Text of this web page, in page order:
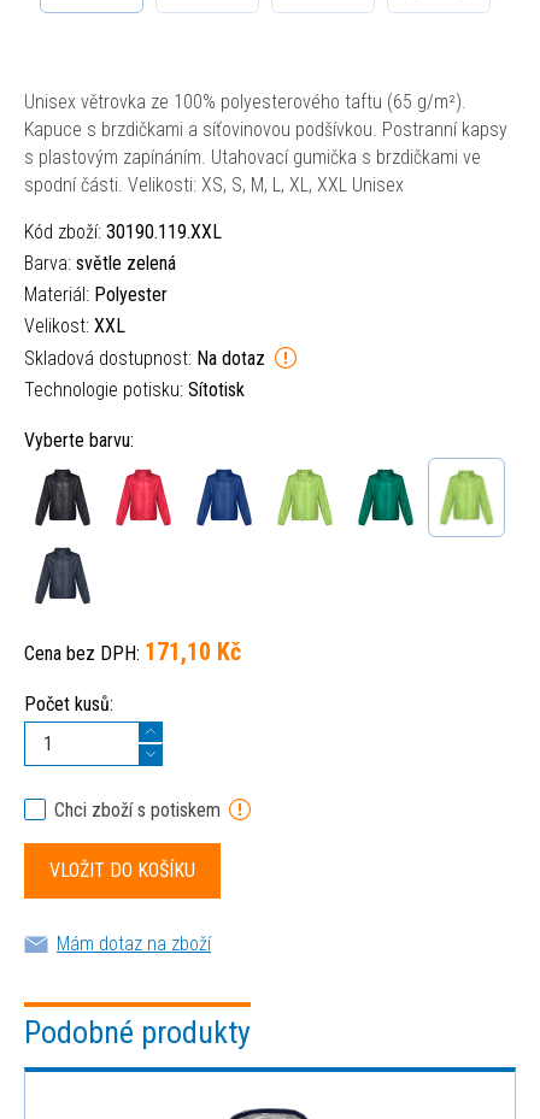
Unisex větrovka ze 100% polyesterového taftu (65 g/m²).
Kapuce s brzdičkami a síťovinovou podšívkou. Postranní kapsy
s plastovým zapínáním. Utahovací gumička s brzdičkami ve
spodní části. Velikosti: XS, S, M, L, XL, XXL Unisex
Kód zboží: 30190.119.XXL
Barva: světle zelená
Materiál: Polyester
Velikost: XXL
Skladová dostupnost: Na dotaz
Technologie potisku: Sítotisk
Vyberte barvu:
Cena bez DPH: 171,10 Kč
Počet kusů:
Chci zboží s potiskem
Mám dotaz na zboží
Podobné produkty